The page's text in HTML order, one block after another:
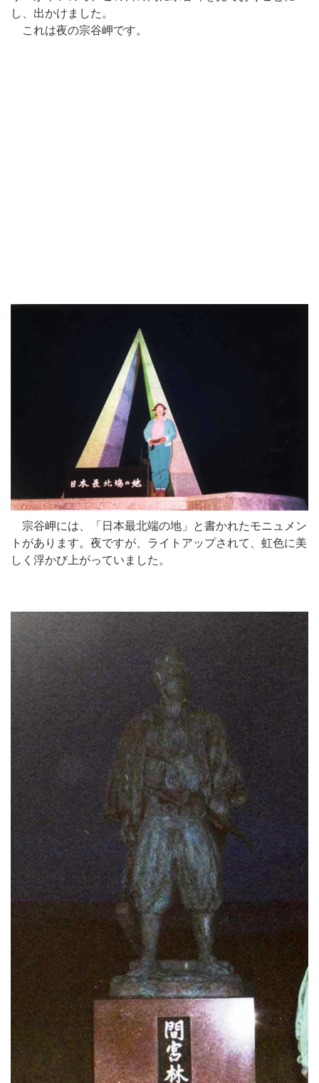
し、出かけました。
これは夜の宗谷岬です。
宗谷岬には、「日本最北端の地」と書かれたモニュメン
トがあります。夜ですが、ライトアップされて、虹色に美
しく浮かび上がっていました。